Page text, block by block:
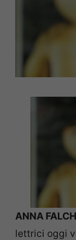
ANNA
lettrici oggi